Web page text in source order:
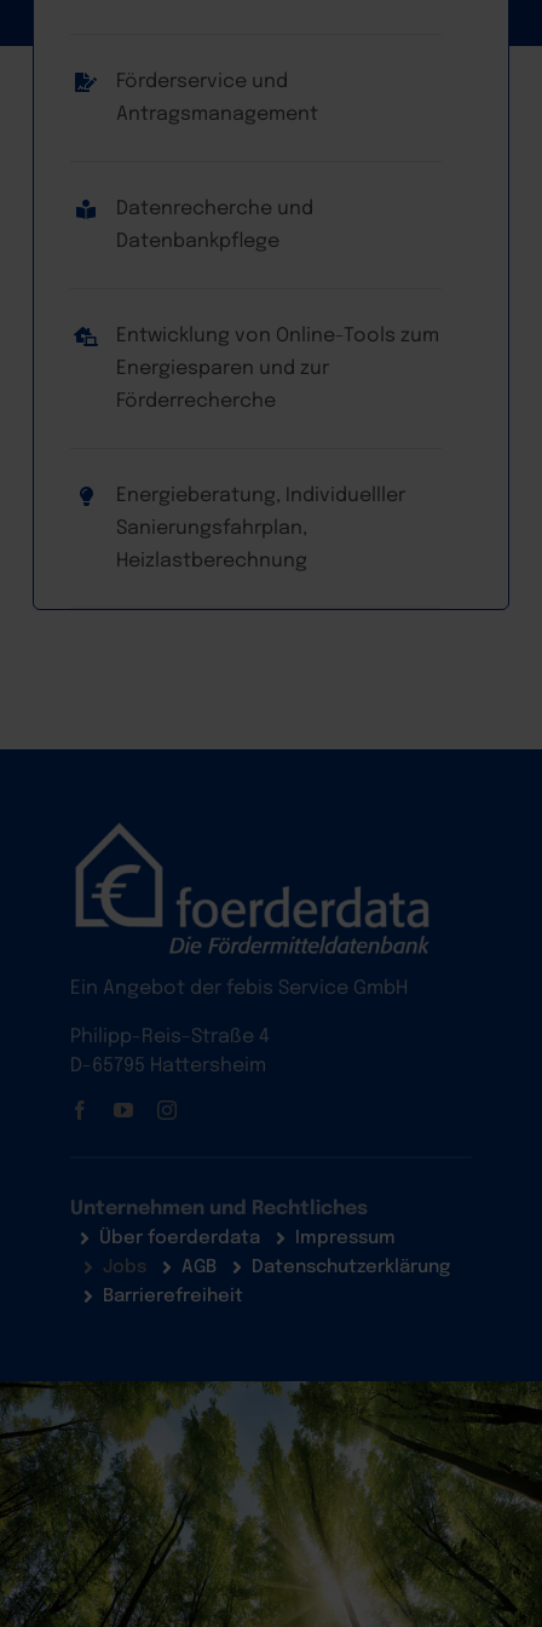
Förderservice und
Antragsmanagement
Datenrecherche und
Datenbankpflege
Entwicklung von Online-Tools zum
Energiesparen und zur
Förderrecherche
Energieberatung, Individuelller
Sanierungsfahrplan,
Heizlastberechnung
Ein Angebot der febis Service GmbH
Philipp-Reis-Straße 4
D-65795 Hattersheim
Unternehmen und Rechtliches
Über foerderdata
Impressum
Jobs
AGB
Datenschutzerklärung
Barrierefreiheit